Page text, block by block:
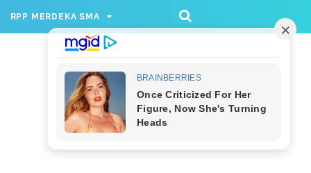
[336, 280], 'div-gpt-ad-1733174991559-
RPP MERDEKA SMA